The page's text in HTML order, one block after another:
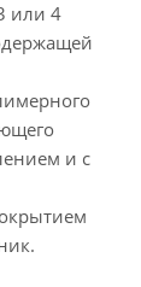
или 4
и с